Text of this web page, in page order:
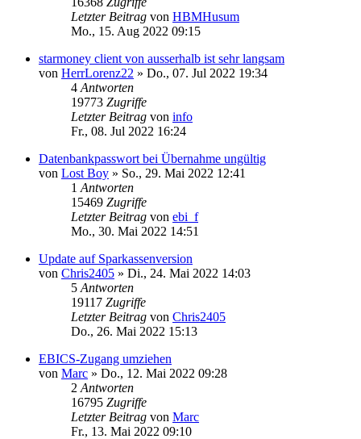
Letzter Beitrag von HBMHusum
Mo., 15. Aug 2022 09:15
starmoney client von ausserhalb ist sehr langsam
von HerrLorenz22 » Do., 07. Jul 2022 19:34
4 Antworten
19773 Zugriffe
Letzter Beitrag von info
Fr., 08. Jul 2022 16:24
Datenbankpasswort bei Übernahme ungültig
von Lost Boy » So., 29. Mai 2022 12:41
1 Antworten
15469 Zugriffe
Letzter Beitrag von ebi_f
Mo., 30. Mai 2022 14:51
Update auf Sparkassenversion
von Chris2405 » Di., 24. Mai 2022 14:03
5 Antworten
19117 Zugriffe
Letzter Beitrag von Chris2405
Do., 26. Mai 2022 15:13
EBICS-Zugang umziehen
von Marc » Do., 12. Mai 2022 09:28
2 Antworten
16795 Zugriffe
Letzter Beitrag von Marc
Fr., 13. Mai 2022 09:10